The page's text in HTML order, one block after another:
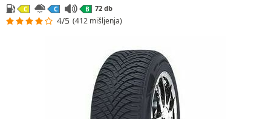
C C B 72 db
4/5 (412 mišljenja)